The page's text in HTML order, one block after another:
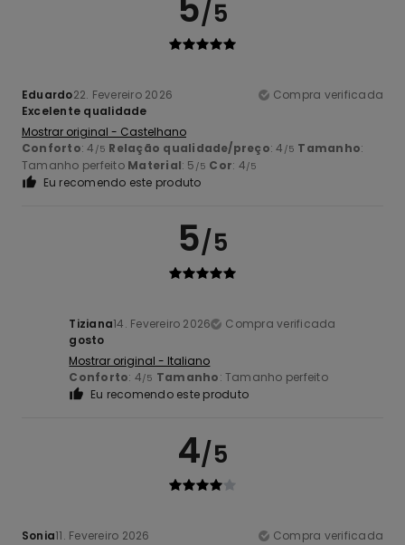
/5
Eduardo22. Fevereiro 2026
Compra verificada
Excelente qualidade
Mostrar original - Castelhano
Conforto: 4 /5 Relação qualidade/preço: 4 /5 Tamanho:
Tamanho perfeito Material: 5 /5 Cor: 4/5
Eu recomendo este produto
5/5
Tiziana14. Fevereiro 2026
Compra verificada
gosto
Mostrar original - Italiano
Conforto: 4/5 Tamanho: Tamanho perfeito
Eu recomendo este produto
4/5
Sonia11. Fevereiro 2026
Compra verificada